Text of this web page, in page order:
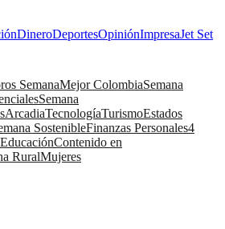
DineroDeportesOpiniónImpresaJet Set
SemanaMejor ColombiaSemana
Semana
ArcadiaTecnologíaTurismoEstados
SostenibleFinanzas Personales4
EducaciónContenido en
RuralMujeres